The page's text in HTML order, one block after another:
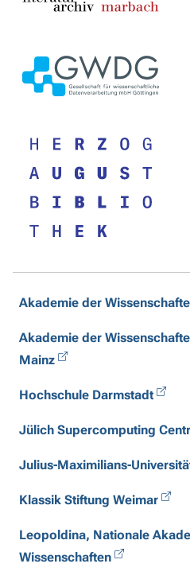
Akademie der
Akademie der
Mainz
Hochschule Darmstadt
Jülich Supercomputing
Julius-Maximilians-
Klassik Stiftung Weimar
Leopoldina, Nationale
Wissenschaften